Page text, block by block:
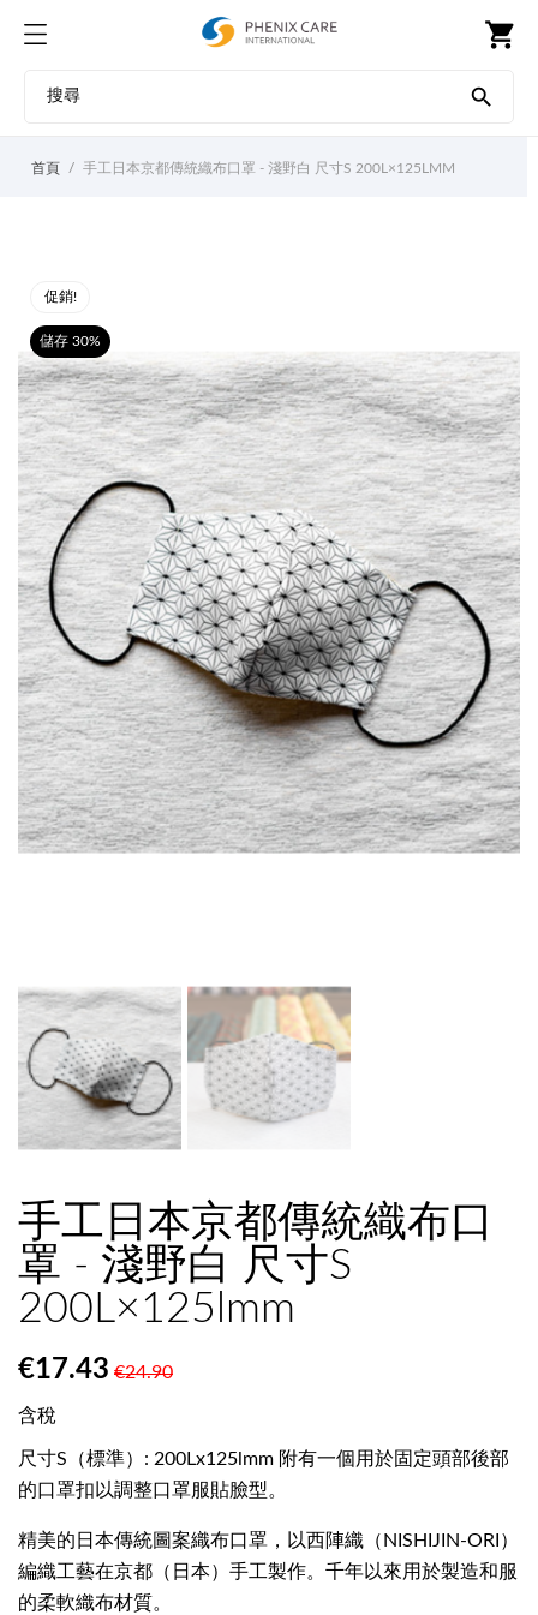
shopping_cart

首頁 手工日本京都傳統織布口罩 - 淺野白 尺寸S 200L×125LMM
促銷!
儲存 30%
手工日本京都傳統織布口
罩 - 淺野白 尺寸S
200L×125lmm
€17.43 €24.90
含稅
尺寸S（標準）: 200Lx125lmm 附有一個用於固定頭部後部
的口罩扣以調整口罩服貼臉型。
精美的日本傳統圖案織布口罩，以西陣織（NISHIJIN-ORI）
編織工藝在京都（日本）手工製作。千年以來用於製造和服
的柔軟織布材質。